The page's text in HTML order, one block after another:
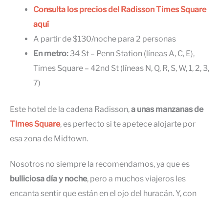
Consulta los precios del Radisson Times Square
aquí
A partir de $130/noche para 2 personas
En metro: 34 St – Penn Station (líneas A, C, E),
Times Square – 42nd St (líneas N, Q, R, S, W, 1, 2, 3,
7)
Este hotel de la cadena Radisson,a unas manzanas de
Times Square, es perfecto si te apetece alojarte por
esa zona de Midtown.
Nosotros no siempre la recomendamos, ya que es
bulliciosa día y noche, pero a muchos viajeros les
encanta sentir que están en el ojo del huracán. Y, con